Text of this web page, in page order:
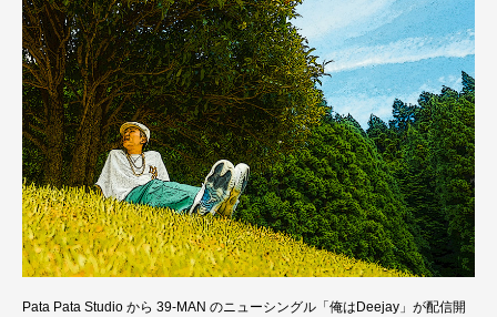
Pata Pata Studio から 39-MAN のニューシングル「俺はDeejay」が配信開